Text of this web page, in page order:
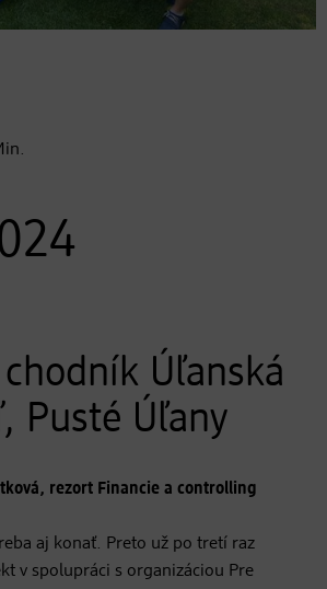
Úľanská
Pusté Úľany
rezort Financie a controlling
aj konať. Preto už po tretí raz
v spolupráci s organizáciou Pre